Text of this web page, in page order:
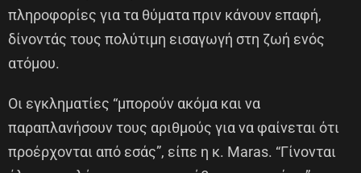
πληροφορίες για τα θύματα πριν κάνουν επαφή,
δίνοντάς τους πολύτιμη εισαγωγή στη ζωή ενός
ατόμου.
Οι εγκληματίες “μπορούν ακόμα και να
παραπλανήσουν τους αριθμούς για να φαίνεται ότι
προέρχονται από εσάς”, είπε η κ. Maras. “Γίνονται